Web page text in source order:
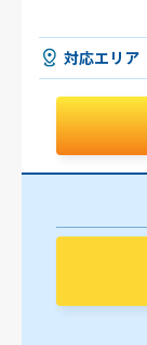
対応エリア